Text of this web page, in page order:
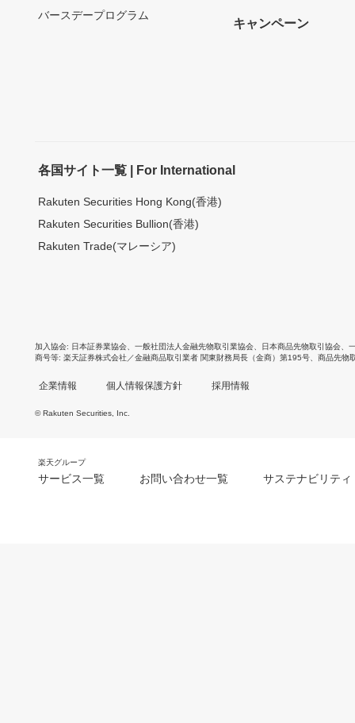
バースデープログラム
キャンペーン
各国サイト一覧 | For International
Rakuten Securities Hong Kong(香港)
Rakuten Securities Bullion(香港)
Rakuten Trade(マレーシア)
加入協会 日本証券業協会 一般社団法人金融先物取引業協会 日本商品先物取引協会
商号等 楽天証券株式会社／金融商品取引業者 関東財務局長（金商）第195号、商品先物
企業情報 個人情報保護方針 採用情報
© Rakuten Securities, Inc.
楽天グループ
サービス一覧 お問い合わせ一覧 サステナビリティ